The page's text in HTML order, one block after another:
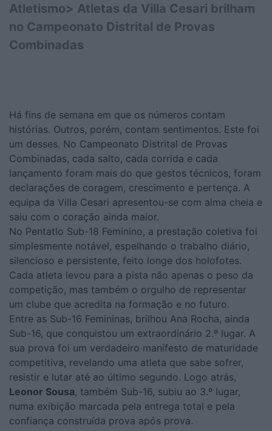
Atletismo> Atletas da Villa Cesari brilham
no Campeonato Distrital de Provas
Combinadas
Há fins de semana em que os números contam
histórias. Outros, porém, contam sentimentos. Este foi
um desses. No Campeonato Distrital de Provas
Combinadas, cada salto, cada corrida e cada
lançamento foram mais do que gestos técnicos, foram
declarações de coragem, crescimento e pertença. A
equipa da Villa Cesari apresentou-se com alma cheia e
saiu com o coração ainda maior.
No Pentatlo Sub-18 Feminino, a prestação coletiva foi
simplesmente notável, espelhando o trabalho diário,
silencioso e persistente, feito longe dos holofotes.
Cada atleta levou para a pista não apenas o peso da
competição, mas também o orgulho de representar
um clube que acredita na formação e no futuro.
Entre as Sub-16 Femininas, brilhou Ana Rocha, ainda
Sub-16, que conquistou um extraordinário 2.º lugar. A
sua prova foi um verdadeiro manifesto de maturidade
competitiva, revelando uma atleta que sabe sofrer,
resistir e lutar até ao último segundo. Logo atrás,
Leonor Sousa, também Sub-16, subiu ao 3.º lugar,
numa exibição marcada pela entrega total e pela
confiança construída prova após prova.